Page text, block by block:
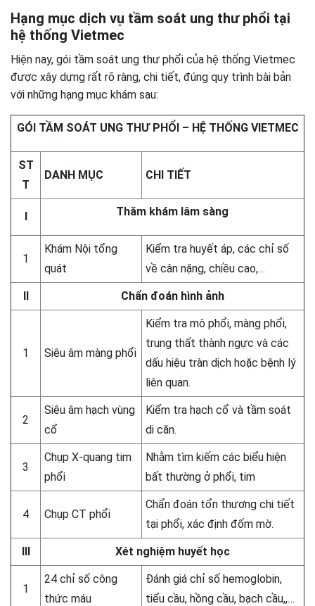
Hạng mục dịch vụ tầm soát ung thư phổi tại
hệ thống Vietmec
Hiện nay, gói tầm soát ung thư phổi của hệ thống Vietmec
được xây dựng rất rõ ràng, chi tiết, đúng quy trình bài bản
với những hạng mục khám sau:
GÓI TẦM SOÁT UNG THƯ PHỔI – HỆ THỐNG VIETMEC
ST
T
DANH MỤC CHI TIẾT
I Thăm khám lâm sàng
1
Khám Nội tổng
quát
Kiểm tra huyết áp, các chỉ số
về cân nặng, chiều cao,…
II Chẩn đoán hình ảnh
1 Siêu âm màng phổi
Kiểm tra mô phổi, màng phổi,
trung thất thành ngực và các
dấu hiệu tràn dịch hoặc bệnh lý
liên quan.
2
Siêu âm hạch vùng
cổ
Kiểm tra hạch cổ và tầm soát
di căn.
3
Chụp X-quang tim
phổi
Nhằm tìm kiếm các biểu hiện
bất thường ở phổi, tim
4 Chụp CT phổi
Chẩn đoán tổn thương chi tiết
tại phổi, xác định đốm mờ.
III Xét nghiệm huyết học
1
24 chỉ số công
thức máu
Đánh giá chỉ số hemoglobin,
tiểu cầu, hồng cầu, bạch cầu,,…